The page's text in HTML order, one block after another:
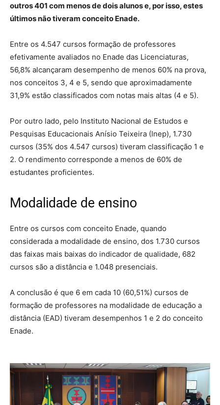
outros 401 com menos de dois alunos e, por isso, estes
últimos não tiveram conceito Enade.
Entre os 4.547 cursos formação de professores
efetivamente avaliados no Enade das Licenciaturas,
56,8% alcançaram desempenho de menos 60% na prova,
nos conceitos 3, 4 e 5, sendo que aproximadamente
31,9% estão classificados com notas mais altas (4 e 5).
Por outro lado, pelo Instituto Nacional de Estudos e
Pesquisas Educacionais Anísio Teixeira (Inep), 1.730
cursos (35% dos 4.547 cursos) tiveram classificação 1 e
2. O rendimento corresponde a menos de 60% de
estudantes proficientes.
Modalidade de ensino
Entre os cursos com conceito Enade, quando
considerada a modalidade de ensino, dos 1.730 cursos
das faixas mais baixas do indicador de qualidade, 682
cursos são a distância e 1.048 presenciais.
A conclusão é que 6 em cada 10 (60,51%) cursos de
formação de professores na modalidade de educação a
distância (EAD) tiveram desempenhos 1 e 2 do conceito
Enade.